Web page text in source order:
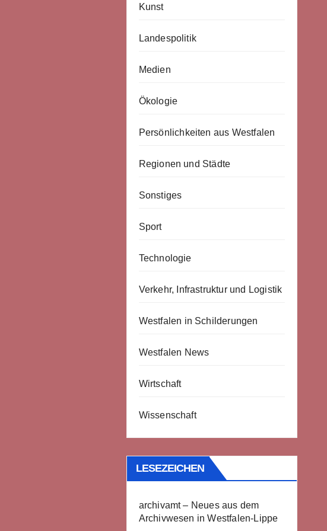
Kunst
Landespolitik
Medien
Ökologie
Persönlichkeiten aus Westfalen
Regionen und Städte
Sonstiges
Sport
Technologie
Verkehr, Infrastruktur und Logistik
Westfalen in Schilderungen
Westfalen News
Wirtschaft
Wissenschaft
LESEZEICHEN
archivamt – Neues aus dem
Archivwesen in Westfalen-Lippe